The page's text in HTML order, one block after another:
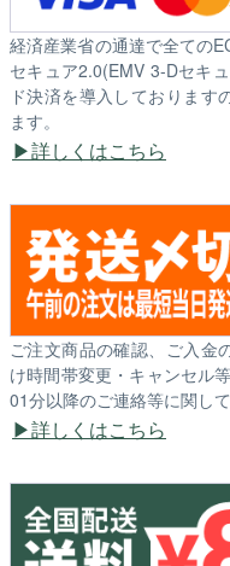
経済産業省の通達で全ての
セキュア2.0(EMV 3-Dセキ
ド決済を導入しております
ます。
詳しくはこちら
ご注文商品の確認、ご入金
け時間帯変更・キャンセル
01分以降のご連絡等に関し
詳しくはこちら